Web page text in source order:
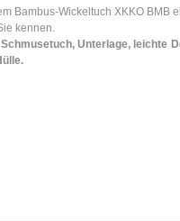
Bambus-Wickeltuch XKKO BMB
kennen.
Schmusetuch, Unterlage, leichte